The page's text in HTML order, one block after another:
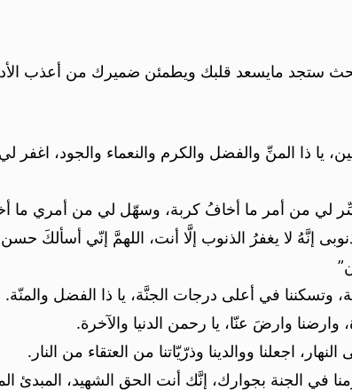
ستجد مايسعد قلبك ويطمئن ضميرك من أعذب
ذا المنِّ والفضل والكرم والنعماء والجود، اغفر لي
يسِّر لي من أمر ما أخافُ كربة، وسهّل لي من أمري ما
إنَّهُ لا يغفرُ الذنوب إلَّا أنت، اللهمَّ إنّي أسألكَ
وتسكننا في أعلى درجات الجنَّة، يا ذا الفضل والمنّة.
وارضنا وارضَ عنّا، يا رحمن الدنيا والآخرة.
اجعلنا ووالدينا وذرّيّاتنا من العتقاء من النار.
في الجنة بجوارك، إنَّك أنت الحق الشهيد، المبدئ